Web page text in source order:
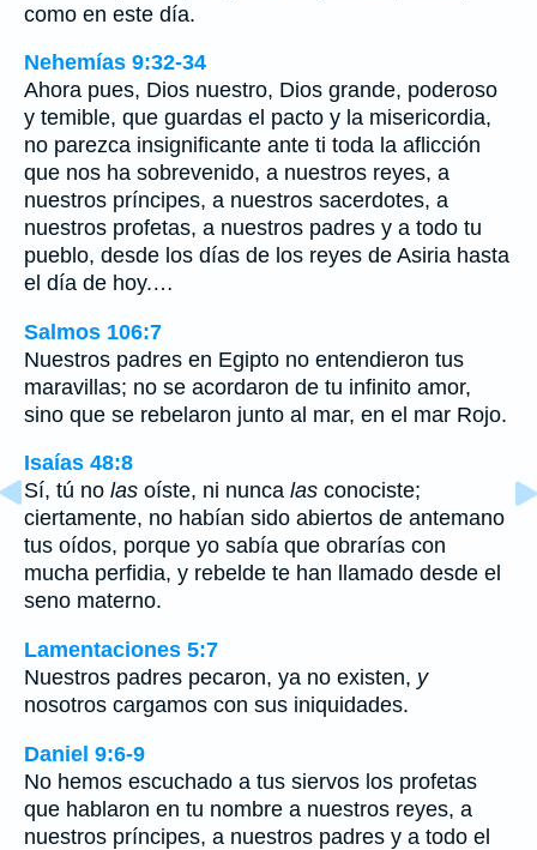
como en este día.
Nehemías 9:32-34
Ahora pues, Dios nuestro, Dios grande, poderoso
y temible, que guardas el pacto y la misericordia,
no parezca insignificante ante ti toda la aflicción
que nos ha sobrevenido, a nuestros reyes, a
nuestros príncipes, a nuestros sacerdotes, a
nuestros profetas, a nuestros padres y a todo tu
pueblo, desde los días de los reyes de Asiria hasta
el día de hoy.…
Salmos 106:7
Nuestros padres en Egipto no entendieron tus
maravillas; no se acordaron de tu infinito amor,
sino que se rebelaron junto al mar, en el mar Rojo.
Isaías 48:8
Sí, tú no las oíste, ni nunca las conociste;
ciertamente, no habían sido abiertos de antemano
tus oídos, porque yo sabía que obrarías con
mucha perfidia, y rebelde te han llamado desde el
seno materno.
Lamentaciones 5:7
Nuestros padres pecaron, ya no existen, y
nosotros cargamos con sus iniquidades.
Daniel 9:6-9
No hemos escuchado a tus siervos los profetas
que hablaron en tu nombre a nuestros reyes, a
nuestros príncipes, a nuestros padres y a todo el